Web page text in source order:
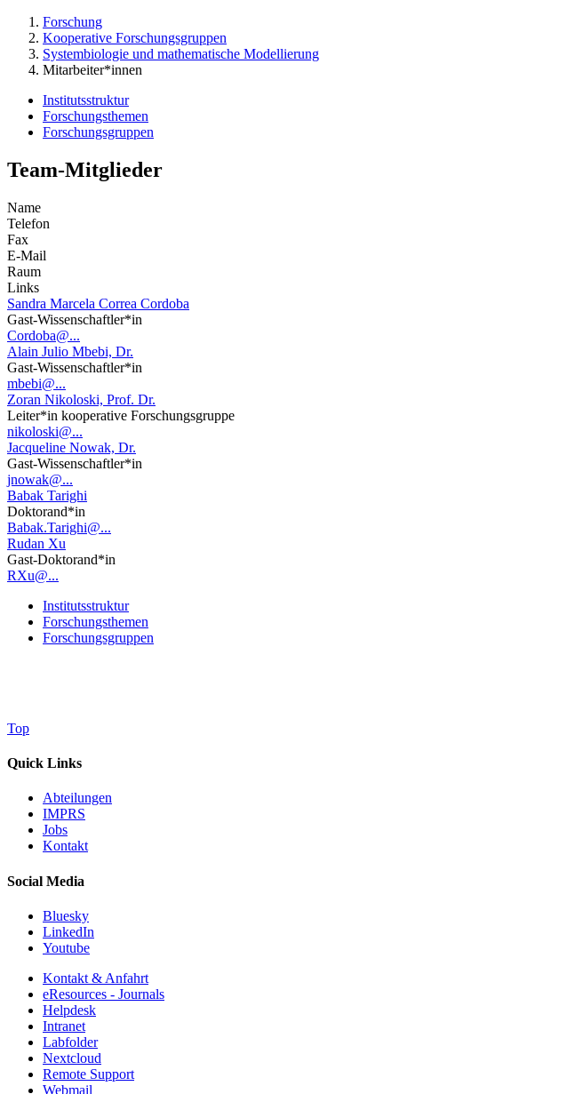
Forschung
Kooperative Forschungsgruppen
Systembiologie und mathematische Modellierung
Mitarbeiter*innen
Institutsstruktur
Forschungsthemen
Forschungsgruppen
Team-Mitglieder
Name
Telefon
Fax
E-Mail
Raum
Links
Sandra Marcela Correa Cordoba
Gast-Wissenschaftler*in
Cordoba@...
Alain Julio Mbebi, Dr.
Gast-Wissenschaftler*in
mbebi@...
Zoran Nikoloski, Prof. Dr.
Leiter*in kooperative Forschungsgruppe
nikoloski@...
Jacqueline Nowak, Dr.
Gast-Wissenschaftler*in
jnowak@...
Babak Tarighi
Doktorand*in
Babak.Tarighi@...
Rudan Xu
Gast-Doktorand*in
RXu@...
Institutsstruktur
Forschungsthemen
Forschungsgruppen
Top
Quick Links
Abteilungen
IMPRS
Jobs
Kontakt
Social Media
Bluesky
LinkedIn
Youtube
Kontakt & Anfahrt
eResources - Journals
Helpdesk
Intranet
Labfolder
Nextcloud
Remote Support
Webmail